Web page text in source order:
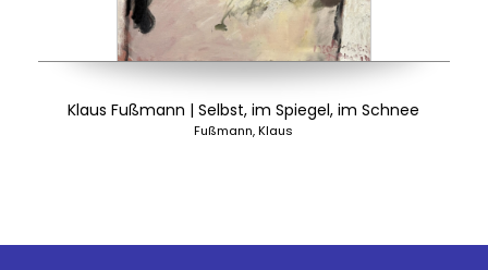
Klaus Fußmann | Selbst, im Spiegel, im Schnee
Fußmann, Klaus